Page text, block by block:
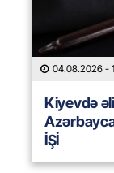
04.08.2026 -
Kiyevdə
İŞİ